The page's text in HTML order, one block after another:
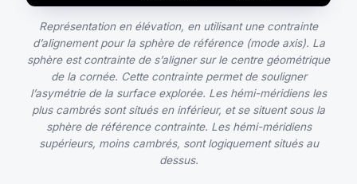
Représentation en élévation, en utilisant une contrainte
d’alignement pour la sphère de référence (mode axis). La
sphère est contrainte de s’aligner sur le centre géométrique
de la cornée. Cette contrainte permet de souligner
l’asymétrie de la surface explorée. Les hémi-méridiens les
plus cambrés sont situés en inférieur, et se situent sous la
sphère de référence contrainte. Les hémi-méridiens
supérieurs, moins cambrés, sont logiquement situés au
dessus.